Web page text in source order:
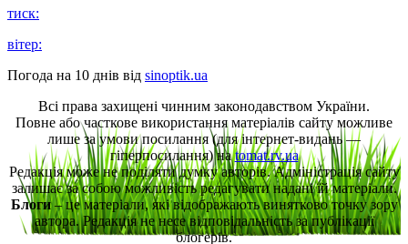
тиск:
вітер:
Погода на 10 днів від sinoptik.ua
Всі права захищені чинним законодавством України.
Повне або часткове використання матеріалів сайту можливе
лише за умови посилання (для інтернет-видань —
гіперпосилання) наtomat.rv.ua
Редакція може не поділяти думку авторів. Адміністрація сайту
залишає за собою можливість редагувати надані їй матеріали.
Блоги– це матеріали, які відображають винятково точку зору
автора. Редакція не несе відповідальність за публікації
блогерів.